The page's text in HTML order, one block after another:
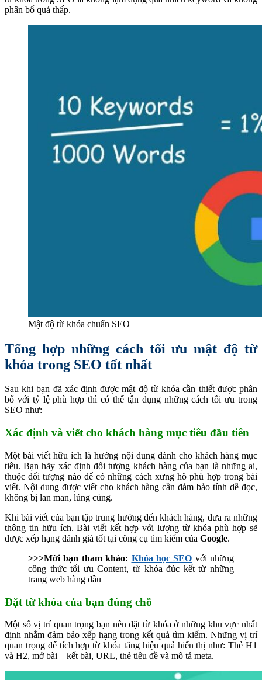
phân bổ quá thấp.
Mật độ từ khóa chuẩn SEO
Tổng hợp những cách tối ưu mật độ từ
khóa trong SEO tốt nhất
Sau khi bạn đã xác định được mật độ từ khóa cần thiết được phân
bổ với tỷ lệ phù hợp thì có thể tận dụng những cách tối ưu trong
SEO như:
Xác định và viết cho khách hàng mục tiêu đầu tiên
Một bài viết hữu ích là hướng nội dung dành cho khách hàng mục
tiêu. Bạn hãy xác định đối tượng khách hàng của bạn là những ai,
thuộc đối tượng nào để có những cách xưng hô phù hợp trong bài
viết. Nội dung được viết cho khách hàng cần đảm bảo tính dễ đọc,
không bị lan man, lủng củng.
Khi bài viết của bạn tập trung hướng đến khách hàng, đưa ra những
thông tin hữu ích. Bài viết kết hợp với lượng từ khóa phù hợp sẽ
được xếp hạng đánh giá tốt tại công cụ tìm kiếm của Google.
>>>Mời bạn tham khảo: Khóa học SEO với những
công thức tối ưu Content, từ khóa đúc kết từ những
trang web hàng đầu
Đặt từ khóa của bạn đúng chỗ
Một số vị trí quan trọng bạn nên đặt từ khóa ở những khu vực nhất
định nhằm đảm bảo xếp hạng trong kết quả tìm kiếm. Những vị trí
quan trọng để tích hợp từ khóa tăng hiệu quả hiển thị như: Thẻ H1
và H2, mở bài – kết bài, URL, thẻ tiêu đề và mô tả meta.